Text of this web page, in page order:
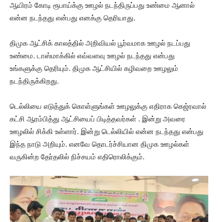
ஆயிரம் கோடி ரூபாய்க்கு ஊழல் நடந்திருப்பது உண்மை ஆனால்
என்ன நடந்தது என்பது எனக்கு தெரியாது.
திமுக ஆட்சிக் காலத்தில் அறிவியல் பூர்வமாக ஊழல் நடப்பது
உண்மை. டாஸ்மாக்கில் எவ்வளவு ஊழல் நடந்தது என்பது
உங்களுக்கு தெரியும். திமுக ஆட்சியில் கழிவறை ஊழலும்
நடந்திருக்கிறது.
டெல்லியை எடுத்துக் கொள்ளுங்கள் ஊழலுக்கு எதிராக கெஜ்ரவால்
கட்சி ஆரம்பித்து ஆட்சியைப் பிடித்தவர்கள் . இன்று அவரை
ஊழலில் சிக்கி உள்ளார். இன்று டெல்லியில் என்ன நடந்தது என்பது
இந்த நாடு அறியும். எனவே தொடர்ச்சியான திமுக ஊழல்கள்
வருகின்ற தேர்தலில் நிச்சயம் எதிரொலிக்கும்.